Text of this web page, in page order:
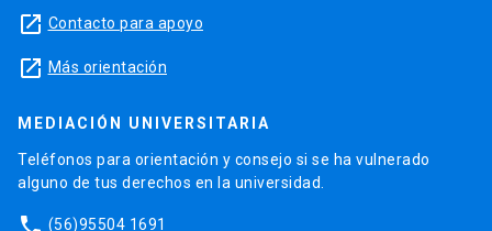
launch Contacto para apoyo
launch Más orientación
MEDIACIÓN UNIVERSITARIA
Teléfonos para orientación y consejo si se ha vulnerado
alguno de tus derechos en la universidad.
(56)95504 1691